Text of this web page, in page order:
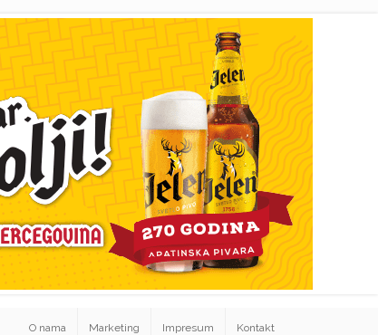
O nama Marketing Impresum Kontakt